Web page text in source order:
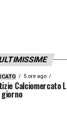
5 ore ago
Calciomercato